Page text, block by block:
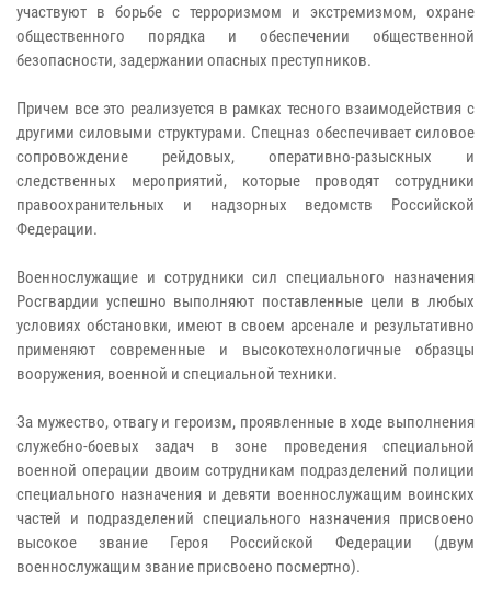
участвуют в борьбе с терроризмом и экстремизмом, охране
общественного порядка и обеспечении общественной
безопасности, задержании опасных преступников.
Причем все это реализуется в рамках тесного взаимодействия с
другими силовыми структурами. Спецназ обеспечивает силовое
сопровождение рейдовых, оперативно-разыскных и
следственных мероприятий, которые проводят сотрудники
правоохранительных и надзорных ведомств Российской
Федерации.
Военнослужащие и сотрудники сил специального назначения
Росгвардии успешно выполняют поставленные цели в любых
условиях обстановки, имеют в своем арсенале и результативно
применяют современные и высокотехнологичные образцы
вооружения, военной и специальной техники.
За мужество, отвагу и героизм, проявленные в ходе выполнения
служебно-боевых задач в зоне проведения специальной
военной операции двоим сотрудникам подразделений полиции
специального назначения и девяти военнослужащим воинских
частей и подразделений специального назначения присвоено
высокое звание Героя Российской Федерации (двум
военнослужащим звание присвоено посмертно).